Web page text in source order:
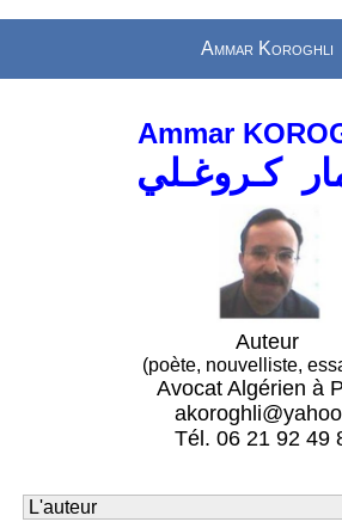
Ammar Koroghli
Ammar
كـروغـلي
Auteur
(poète, nouvelliste,
Avocat Algérien à
Tél. 06 21 92 49